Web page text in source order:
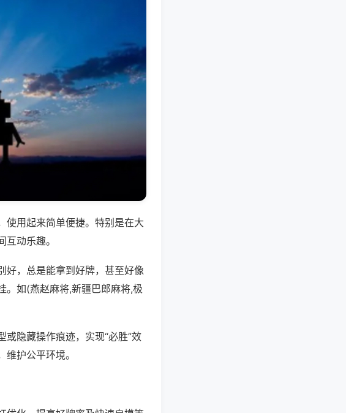
使用起来简单便捷。特别是在大
动乐趣。
好，总是能拿到好牌，甚至好像
。如(燕赵麻将,新疆巴郎麻将,极
隐藏操作痕迹，实现“必胜”效
护公平环境。